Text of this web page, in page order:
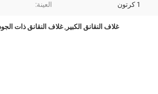
1 كرتون العينة:
غلاف النقانق الكبير ,غلاف النقانق ذات